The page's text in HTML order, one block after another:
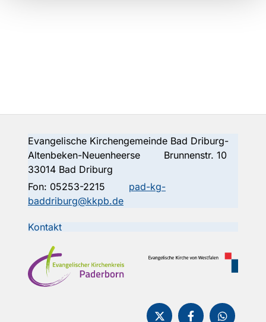
Evangelische Kirchengemeinde Bad Driburg-
Altenbeken-Neuenheerse Brunnenstr. 10
33014 Bad Driburg
Fon: 05253-2215
pad-kg-
baddriburg@kkpb.de
Kontakt